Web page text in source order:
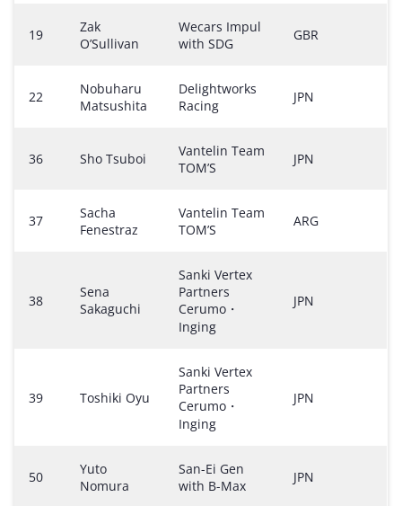
19
Zak
O’Sullivan
Wecars Impul
with SDG
GBR
22
Nobuharu
Matsushita
Delightworks
Racing
JPN
36 Sho Tsuboi
Vantelin Team
TOM’S
JPN
37
Sacha
Fenestraz
Vantelin Team
TOM’S
ARG
38
Sena
Sakaguchi
Sanki Vertex
Partners
Cerumo・
Inging
JPN
39 Toshiki Oyu
Sanki Vertex
Partners
Cerumo・
Inging
JPN
50
Yuto
Nomura
San-Ei Gen
with B-Max
JPN